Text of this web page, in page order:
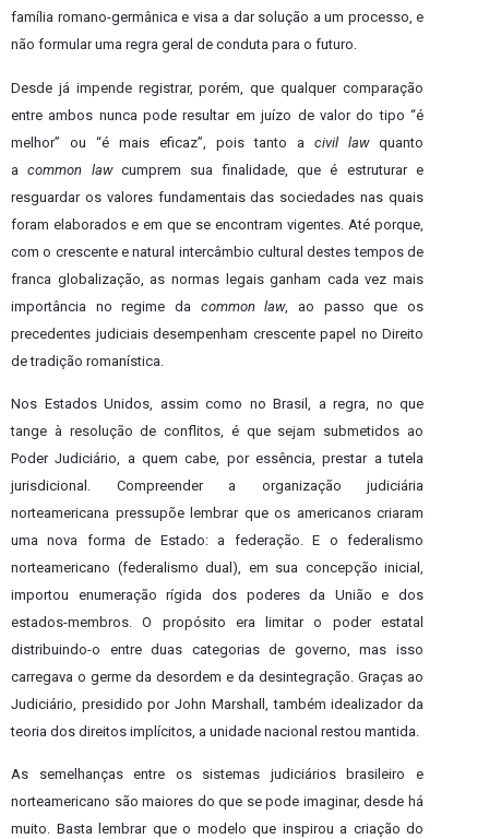
família romano-germânica e visa a dar solução a um processo, e
não formular uma regra geral de conduta para o futuro.
Desde já impende registrar, porém, que qualquer comparação
entre ambos nunca pode resultar em juízo de valor do tipo “é
melhor” ou “é mais eficaz”, pois tanto a civil lawquanto
acommon lawcumprem sua finalidade, que é estruturar e
resguardar os valores fundamentais das sociedades nas quais
foram elaborados e em que se encontram vigentes. Até porque,
com o crescente e natural intercâmbio cultural destes tempos de
franca globalização, as normas legais ganham cada vez mais
importância no regime da common law, ao passo que os
precedentes judiciais desempenham crescente papel no Direito
de tradição romanística.
Nos Estados Unidos, assim como no Brasil, a regra, no que
tange à resolução de conflitos, é que sejam submetidos ao
Poder Judiciário, a quem cabe, por essência, prestar a tutela
jurisdicional. Compreender a organização judiciária
norteamericana pressupõe lembrar que os americanos criaram
uma nova forma de Estado: a federação. E o federalismo
norteamericano (federalismo dual), em sua concepção inicial,
importou enumeração rígida dos poderes da União e dos
estados-membros. O propósito era limitar o poder estatal
distribuindo-o entre duas categorias de governo, mas isso
carregava o germe da desordem e da desintegração. Graças ao
Judiciário, presidido por John Marshall, também idealizador da
teoria dos direitos implícitos, a unidade nacional restou mantida.
As semelhanças entre os sistemas judiciários brasileiro e
norteamericano são maiores do que se pode imaginar, desde há
muito. Basta lembrar que o modelo que inspirou a criação do